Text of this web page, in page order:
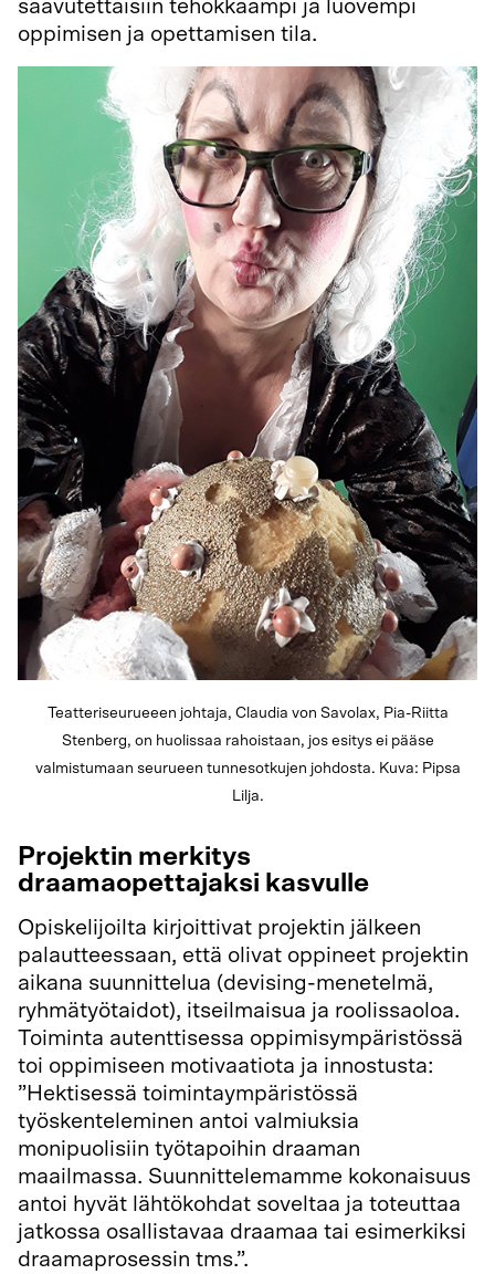
saavutettaisiin tehokkaampi ja luovempi
oppimisen ja opettamisen tila.
Teatteriseurueeen johtaja, Claudia von Savolax, Pia-Riitta
Stenberg, on huolissaa rahoistaan, jos esitys ei pääse
valmistumaan seurueen tunnesotkujen johdosta. Kuva: Pipsa
Lilja.
Projektin merkitys
draamaopettajaksi kasvulle
Opiskelijoilta kirjoittivat projektin jälkeen
palautteessaan, että olivat oppineet projektin
aikana suunnittelua (devising-menetelmä,
ryhmätyötaidot), itseilmaisua ja roolissaoloa.
Toiminta autenttisessa oppimisympäristössä
toi oppimiseen motivaatiota ja innostusta:
”Hektisessä toimintaympäristössä
työskenteleminen antoi valmiuksia
monipuolisiin työtapoihin draaman
maailmassa. Suunnittelemamme kokonaisuus
antoi hyvät lähtökohdat soveltaa ja toteuttaa
jatkossa osallistavaa draamaa tai esimerkiksi
draamaprosessin tms.”.